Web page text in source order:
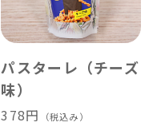
パスターレ（チーズ
味）
378円 （税込み）